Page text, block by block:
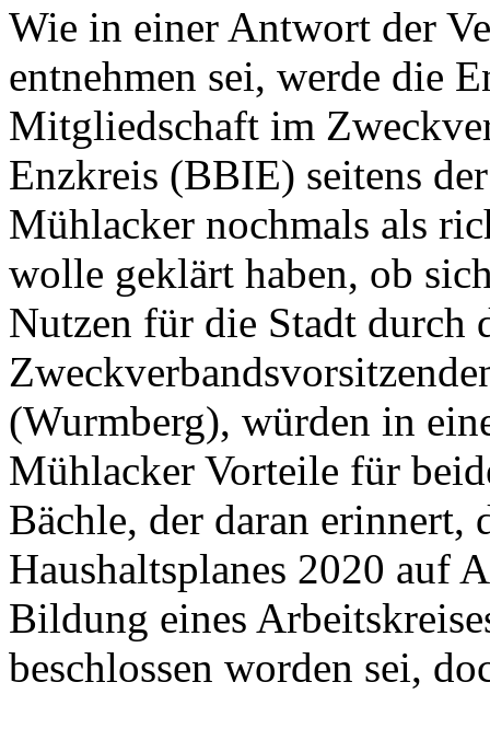
Wie in einer Antwort der
entnehmen sei, werde die
Mitgliedschaft im
Enzkreis (BBIE) seitens
Mühlacker nochmals als
wolle geklärt haben, ob
Nutzen für die Stadt
(Wurmberg), würden in
Mühlacker Vorteile für
Bächle, der daran erinnert,
Haushaltsplanes 2020 auf
Bildung eines
beschlossen worden sei,